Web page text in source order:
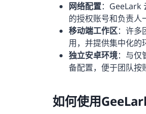
网络配置：GeeLark
的授权账号和负责人
移动端工作区：许多
用，并提供集中化的
独立安卓环境：与仅
备配置，便于团队按
如何使用